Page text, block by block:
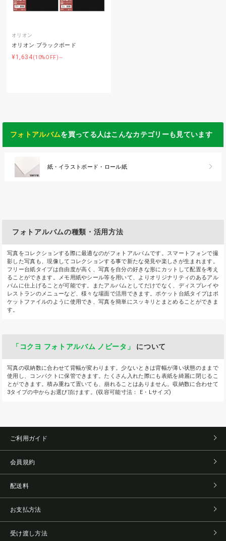
オリオン
オリオン ブラックボード
¥1,634(10%OFF)～
フォトアルバムを買ってる人はこんなカテゴリーも見ています
紙・イラストボード・ロール紙
フォトアルバムの種類・活用方法
写真をコレクションする際に最適なのがフォトアルバムです。スマートフォンで撮
影した写真も、現像してコレクションする事で新たな発見や楽しさが生まれます。
フリー台紙タイプは自由度が高く、写真を自分の好きな形にカットして配置を考え
ることができます。メモ用紙やシール等を用いて、よりオリジナリティのあるアル
バムに仕上げることが可能です。またアルバムとしてだけでなく、ディスプレイや
レストランのメニューなど、様々な場面で活用できます。ポケット台紙タイプはポ
ケットファイルのように使用でき、写真を簡単にスッキリとまとめることができま
す。
「コクヨ フォトアルバム ノビータ」 について
写真の収納数に合わせて背幅が変わります。少ないときは背幅が薄い状態のままで
使用し、コンパクトに保管できます。たくさん入れた際にも表紙を綺麗に閉じるこ
とができます。積み重ねて置いても、崩れることはありません。収納数に合わせて
3タイプの中からお選び頂けます。(収容可能寸法： E・Lサイズ)
ご利用ガイド
会員規約
配送料
お支払方法
受け渡し方法